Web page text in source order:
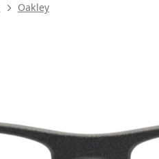
Oakley